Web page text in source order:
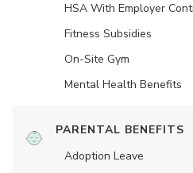
HSA With Employer
Fitness Subsidies
On-Site Gym
Mental Health Benefits
PARENTAL BENEFITS
Adoption Leave